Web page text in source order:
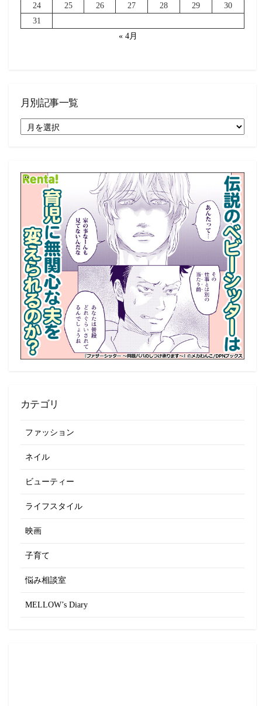
24
25 26 27 28 29
30
31
« 4月
月別記事一覧
別
覧
カテゴリ
ファッション
ネイル
ビューティー
ライフスタイル
映画
子育て
悩み相談室
MELLOW’s Diary